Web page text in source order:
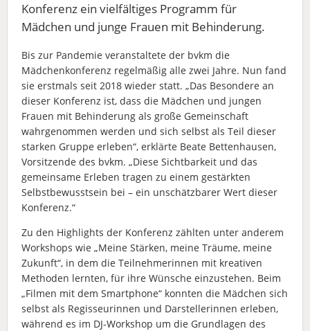
Konferenz ein vielfältiges Programm für
Mädchen und junge Frauen mit Behinderung.
Bis zur Pandemie veranstaltete der bvkm die
Mädchenkonferenz regelmäßig alle zwei Jahre. Nun fand
sie erstmals seit 2018 wieder statt. „Das Besondere an
dieser Konferenz ist, dass die Mädchen und jungen
Frauen mit Behinderung als große Gemeinschaft
wahrgenommen werden und sich selbst als Teil dieser
starken Gruppe erleben“, erklärte Beate Bettenhausen,
Vorsitzende des bvkm. „Diese Sichtbarkeit und das
gemeinsame Erleben tragen zu einem gestärkten
Selbstbewusstsein bei – ein unschätzbarer Wert dieser
Konferenz.“
Zu den Highlights der Konferenz zählten unter anderem
Workshops wie „Meine Stärken, meine Träume, meine
Zukunft“, in dem die Teilnehmerinnen mit kreativen
Methoden lernten, für ihre Wünsche einzustehen. Beim
„Filmen mit dem Smartphone“ konnten die Mädchen sich
selbst als Regisseurinnen und Darstellerinnen erleben,
während es im DJ-Workshop um die Grundlagen des